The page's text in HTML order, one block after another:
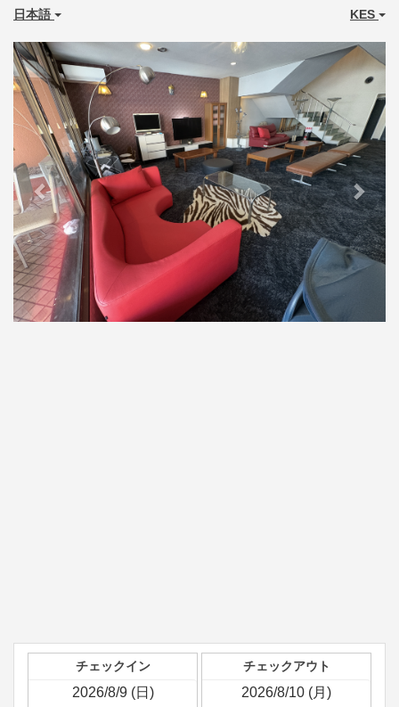
日本語 KES
Previous Next
チェックイン チェックアウト